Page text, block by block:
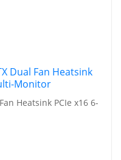
Heatsink PCIe x16 6-